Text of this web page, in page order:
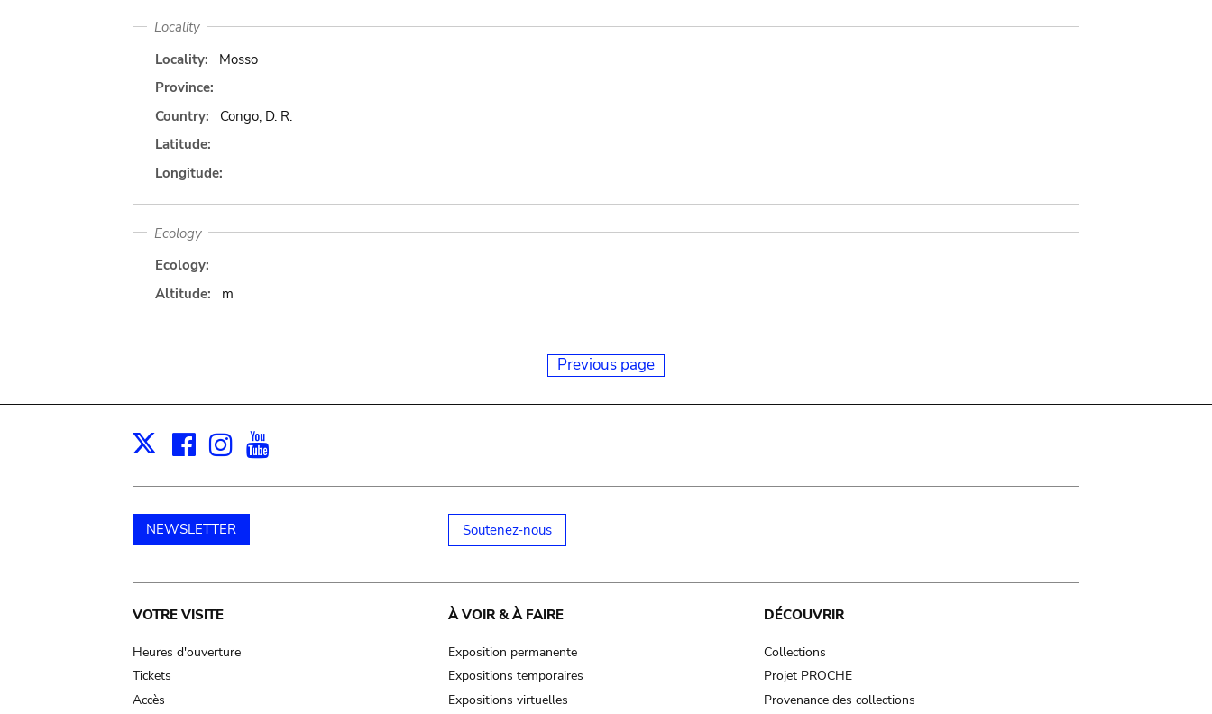
Locality
Locality:
Mosso
Province:
Country:
Congo, D. R.
Latitude:
Longitude:
Ecology
Ecology:
Altitude:
m
Previous page
X Facebook
Instagram
NEWSLETTER Soutenez-nous
Main
navigation
VOTRE VISITE
Heures d'ouverture
Tickets
Accès
À VOIR & À FAIRE
Exposition permanente
Expositions temporaires
Expositions virtuelles
DÉCOUVRIR
Collections
Projet PROCHE
Provenance des collections